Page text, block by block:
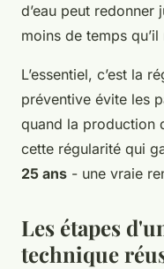
d’eau peut redonner
moins de temps
L’essentiel, c’est la
préventive évite les
quand la production
cette régularité qui
25 ans - une vraie
Les étapes
technique